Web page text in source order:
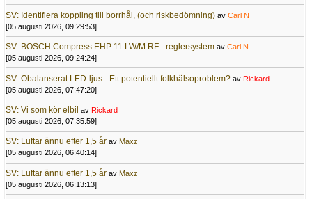
SV: Identifiera koppling till borrhål, (och riskbedömning) av Carl N
[05 augusti 2026, 09:29:53]
SV: BOSCH Compress EHP 11 LW/M RF - reglersystem av Carl N
[05 augusti 2026, 09:24:24]
SV: Obalanserat LED-ljus - Ett potentiellt folkhälsoproblem? av Rickard
[05 augusti 2026, 07:47:20]
SV: Vi som kör elbil av Rickard
[05 augusti 2026, 07:35:59]
SV: Luftar ännu efter 1,5 år av Maxz
[05 augusti 2026, 06:40:14]
SV: Luftar ännu efter 1,5 år av Maxz
[05 augusti 2026, 06:13:13]